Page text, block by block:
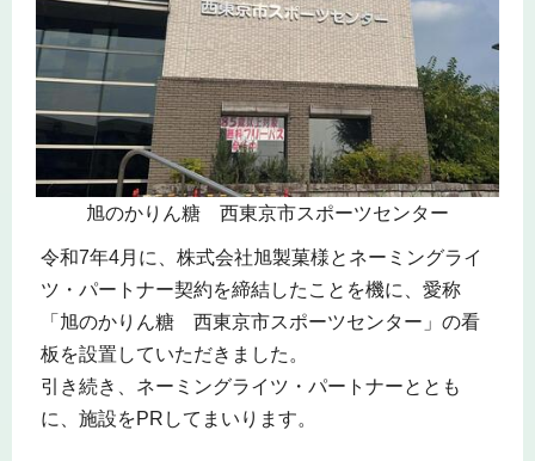
旭のかりん糖 西東京市スポーツセンター
令和7年4月に、株式会社旭製菓様とネーミングライ
ツ・パートナー契約を締結したことを機に、愛称
「旭のかりん糖 西東京市スポーツセンター」の看
板を設置していただきました。
引き続き、ネーミングライツ・パートナーととも
に、施設をPRしてまいります。